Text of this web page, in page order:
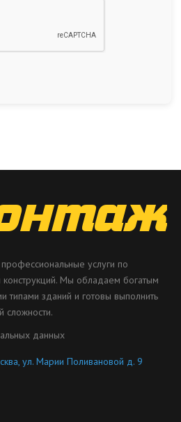
услуги по
Мы обладаем богатым
типами зданий и готовы выполнить
данных
ул. Марии Поливановой д. 9